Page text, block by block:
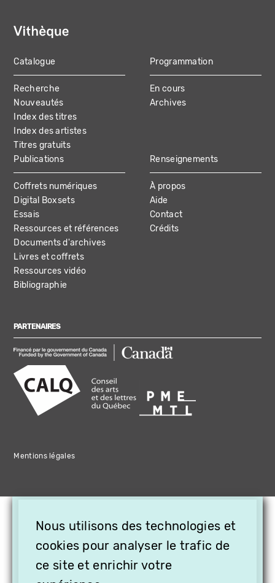
MAIN
NAVIGATION
Catalogue
Recherche
Nouveautés
Index des titres
Index des artistes
Titres gratuits
Programmation
En cours
Archives
Publications
Coffrets numériques
Digital Boxsets
Essais
Ressources et références
Documents d'archives
Livres et coffrets
Ressources vidéo
Bibliographie
Renseignements
À propos
Aide
Contact
Crédits
PARTENAIRES
Mentions légales
Nous utilisons des technologies et
cookies pour analyser le trafic de
ce site et enrichir votre
OFFREZ LA VIDÉO EN
CADEAU, ABONNEZ VOS
PROCHES À VITHÈQUE !